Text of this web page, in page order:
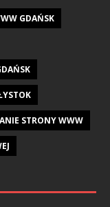
GDAŃSK
STRONY WWW